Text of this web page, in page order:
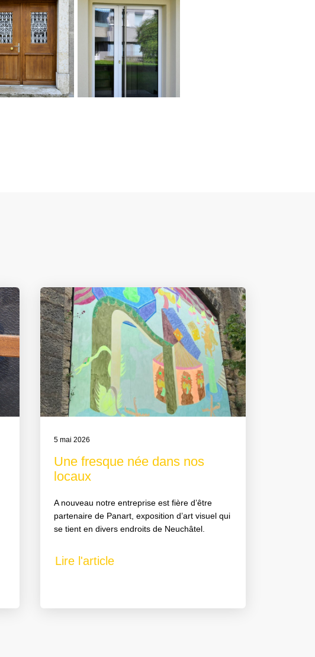
5 mai 2026
Une fresque née dans nos
locaux
A nouveau notre entreprise est fière d’être
partenaire de Panart, exposition d’art visuel qui
se tient en divers endroits de Neuchâtel.
Lire l'article